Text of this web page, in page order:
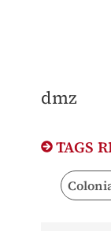
dmz
TAGS